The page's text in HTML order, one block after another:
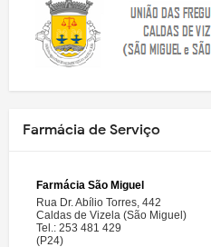
Farmácia de Serviço